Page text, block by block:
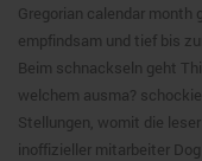
Gregorian calendar month
empfindsam und tief bis
Beim schnackseln geht
welchem ausma?
Stellungen, womit die
inoffizieller mitarbeiter